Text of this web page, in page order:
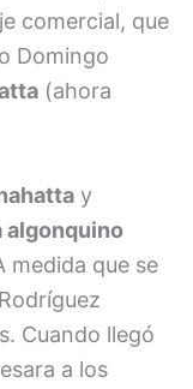
comercial, que
Domingo
(ahora
y
algonquino
medida que se
Cuando llegó
a los